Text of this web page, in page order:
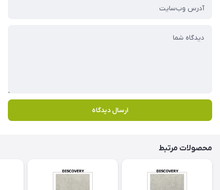
ارسال دیدگاه
محصولات مرتبط